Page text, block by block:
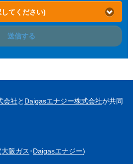
てください)
送信する
会社と Daigasエナジー株式会社が共同
大阪ガス ･Daigasエナジー)